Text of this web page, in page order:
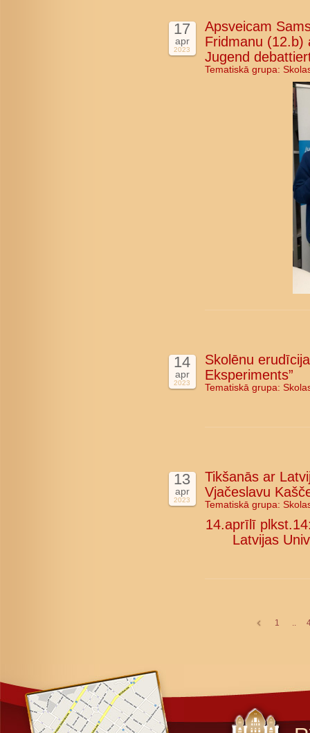
17
apr
2023
Apsveicam
Fridmanu (12.b)
Jugend
Tematiskā grupa:
14
apr
2023
Skolēnu
Eksperiments”
Tematiskā grupa:
13
apr
2023
Tikšanās ar
Vjačeslavu
Tematiskā grupa:
14.aprīlī
Latvijas
1 ..